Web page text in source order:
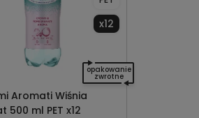
Aromati Wiśnia
500 ml PET x12
x12
opakowanie
zwrotne